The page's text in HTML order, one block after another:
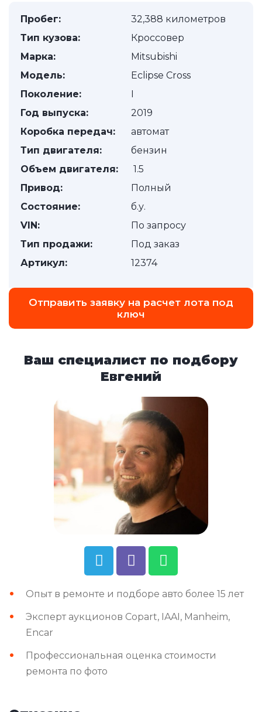
Пробег:
32,388 километров
Тип кузова:
Кроссовер
Марка:
Mitsubishi
Модель:
Eclipse Cross
Поколение:
I
Год выпуска:
2019
Коробка передач:
автомат
Тип двигателя:
бензин
Объем двигателя:
1.5
Привод:
Полный
Состояние:
б.у.
VIN:
По запросу
Тип продажи:
Под заказ
Артикул:
12374
Отправить заявку на расчет лота под
ключ
Ваш специалист по подбору
Евгений
Опыт в ремонте и подборе авто более 15 лет
Эксперт аукционов Copart, IAAI, Manheim,
Encar
Профессиональная оценка стоимости
ремонта по фото